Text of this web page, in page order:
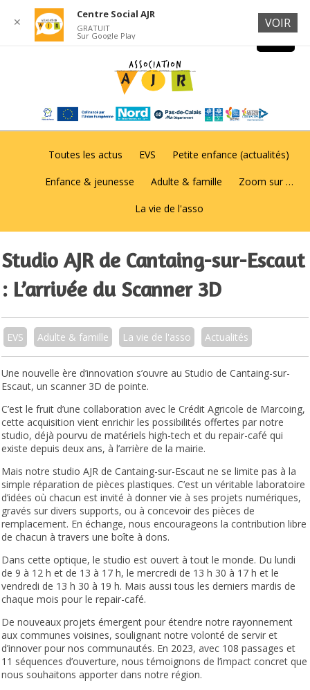
Toutes les actus EVS Petite enfance (actualités)
Enfance & jeunesse Adulte & famille Zoom sur …
La vie de l'asso
Studio AJR de Cantaing-sur-Escaut
: L’arrivée du Scanner 3D
EVS Adulte & famille La vie de l'asso Actualités
Une nouvelle ère d’innovation s’ouvre au Studio de Cantaing-sur-
Escaut, un scanner 3D de pointe.
C’est le fruit d’une collaboration avec le Crédit Agricole de Marcoing,
cette acquisition vient enrichir les possibilités offertes par notre
studio, déjà pourvu de matériels high-tech et du repair-café qui
existe depuis deux ans, à l’arrière de la mairie.
Mais notre studio AJR de Cantaing-sur-Escaut ne se limite pas à la
simple réparation de pièces plastiques. C’est un véritable laboratoire
d’idées où chacun est invité à donner vie à ses projets numériques,
gravés sur divers supports, ou à concevoir des pièces de
remplacement. En échange, nous encourageons la contribution libre
de chacun à travers une boîte à dons.
Dans cette optique, le studio est ouvert à tout le monde. Du lundi
de 9 à 12 h et de 13 à 17 h, le mercredi de 13 h 30 à 17 h et le
vendredi de 13 h 30 à 19 h. Mais aussi tous les derniers mardis de
chaque mois pour le repair-café.
De nouveaux projets émergent pour étendre notre rayonnement
aux communes voisines, soulignant notre volonté de servir et
d’innover pour nos communautés. En 2023, avec 108 passages et
11 séquences d’ouverture, nous témoignons de l’impact concret que
nous souhaitons apporter dans notre région.
✕
Centre Social AJR
GRATUIT
Sur Google Play
VOIR